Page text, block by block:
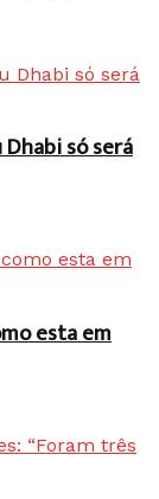
só será
esta em